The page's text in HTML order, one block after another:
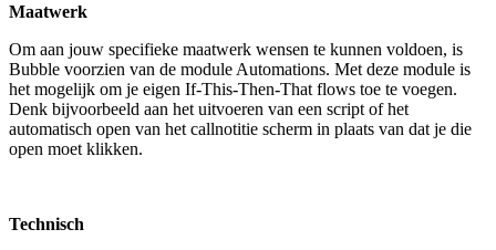
Maatwerk
Om aan jouw specifieke maatwerk wensen te kunnen voldoen, is
Bubble voorzien van de module Automations. Met deze module is
het mogelijk om je eigen If-This-Then-That flows toe te voegen.
Denk bijvoorbeeld aan het uitvoeren van een script of het
automatisch open van het callnotitie scherm in plaats van dat je die
open moet klikken.
Technisch